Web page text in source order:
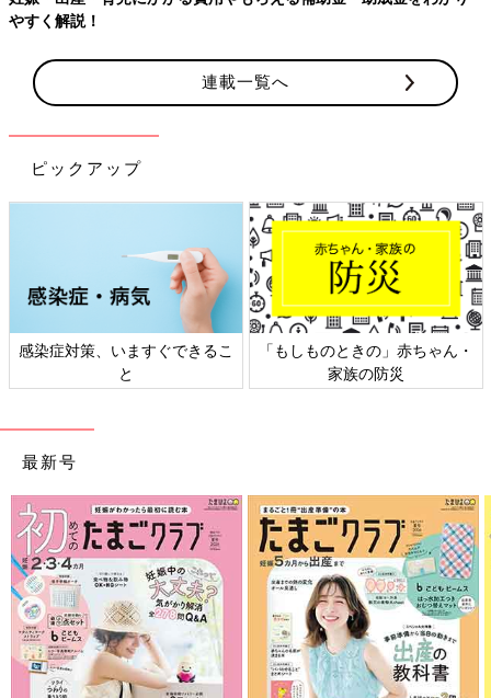
連載一覧へ
ピックアップ
日本外来小児科学会リーフレッ
ト検討会
六星占術 細木かおりさんの人生
相談
最新号